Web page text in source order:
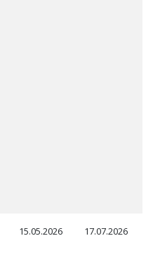
15.05.2026 17.07.2026